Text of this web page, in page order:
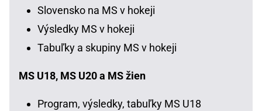
Slovensko na MS v hokeji
Výsledky MS v hokeji
Tabuľky a skupiny MS v hokeji
MS U18, MS U20 a MS žien
Program, výsledky, tabuľky MS U18